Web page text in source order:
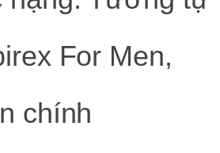
For Men,
chính